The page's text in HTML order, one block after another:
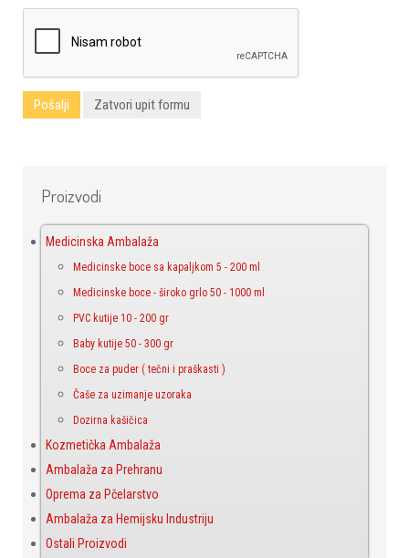
Pošalji Zatvori upit formu
Proizvodi
Medicinska Ambalaža
Medicinske boce sa kapaljkom 5 - 200 ml
Medicinske boce - široko grlo 50 - 1000 ml
PVC kutije 10 - 200 gr
Baby kutije 50 - 300 gr
Boce za puder ( tečni i praškasti )
Čaše za uzimanje uzoraka
Dozirna kašičica
Kozmetička Ambalaža
Ambalaža za Prehranu
Oprema za Pčelarstvo
Ambalaža za Hemijsku Industriju
Ostali Proizvodi